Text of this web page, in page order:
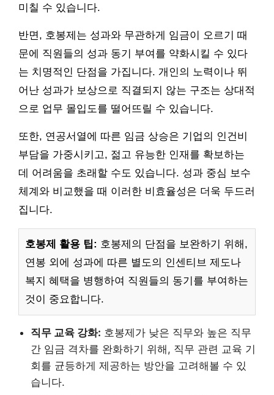
미칠 수 있습니다.
반면, 호봉제는 성과와 무관하게 임금이 오르기 때
문에 직원들의 성과 동기 부여를 약화시킬 수 있다
는 치명적인 단점을 가집니다. 개인의 노력이나 뛰
어난 성과가 보상으로 직결되지 않는 구조는 상대적
으로 업무 몰입도를 떨어뜨릴 수 있습니다.
또한, 연공서열에 따른 임금 상승은 기업의 인건비
부담을 가중시키고, 젊고 유능한 인재를 확보하는
데 어려움을 초래할 수도 있습니다. 성과 중심 보수
체계와 비교했을 때 이러한 비효율성은 더욱 두드러
집니다.
호봉제 활용 팁: 호봉제의 단점을 보완하기 위해,
연봉 외에 성과에 따른 별도의 인센티브 제도나
복지 혜택을 병행하여 직원들의 동기를 부여하는
것이 중요합니다.
직무 교육 강화: 호봉제가 낮은 직무와 높은 직무
간 임금 격차를 완화하기 위해, 직무 관련 교육 기
회를 균등하게 제공하는 방안을 고려해볼 수 있
습니다.